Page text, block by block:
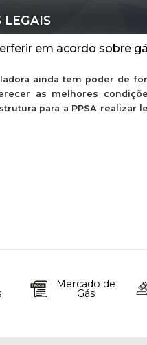
LEGAIS
em acordo sobre
ainda tem poder de
as melhores
para a PPSA realizar
Mercado de
Gás